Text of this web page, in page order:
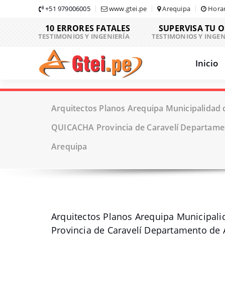
+51 979006005 www.gtei.pe Arequipa
10 ERRORES FATALES
TESTIMONIOS Y INGENIERÍA
SUPERVISA TU
TESTIMONIOS Y
Inicio
Arquitectos Planos Arequipa Municipalidad
QUICACHA Provincia de Caravelí
Arequipa
Arquitectos Planos Arequipa
Provincia de Caravelí Departamento de